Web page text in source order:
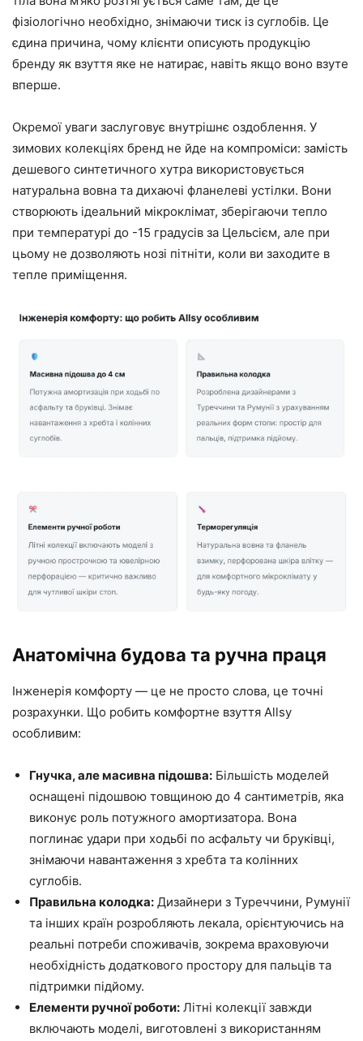
фізіологічно необхідно, знімаючи тиск із суглобів. Це
єдина причина, чому клієнти описують продукцію
бренду як взуття яке не натирає, навіть якщо воно взуте
вперше.
Окремої уваги заслуговує внутрішнє оздоблення. У
зимових колекціях бренд не йде на компроміси: замість
дешевого синтетичного хутра використовується
натуральна вовна та дихаючі фланелеві устілки. Вони
створюють ідеальний мікроклімат, зберігаючи тепло
при температурі до -15 градусів за Цельсієм, але при
цьому не дозволяють нозі пітніти, коли ви заходите в
тепле приміщення.
Анатомічна будова та ручна праця
Інженерія комфорту — це не просто слова, це точні
розрахунки. Що робить комфортне взуття Allsy
особливим:
Гнучка, але масивна підошва: Більшість моделей
оснащені підошвою товщиною до 4 сантиметрів, яка
виконує роль потужного амортизатора. Вона
поглинає удари при ходьбі по асфальту чи бруківці,
знімаючи навантаження з хребта та колінних
суглобів.
Правильна колодка: Дизайнери з Туреччини, Румунії
та інших країн розробляють лекала, орієнтуючись на
реальні потреби споживачів, зокрема враховуючи
необхідність додаткового простору для пальців та
підтримки підйому.
Елементи ручної роботи: Літні колекції завжди
включають моделі, виготовлені з використанням